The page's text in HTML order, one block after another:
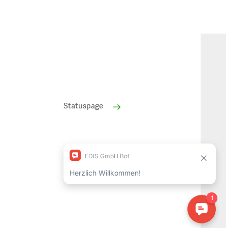
Statuspage